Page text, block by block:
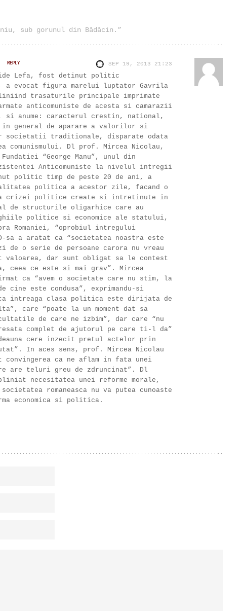
sub gorunul din Bădăcin.”
SEP 19, 2013 21:23
REPLY
Lefa, fost detinut politic
a evocat figura marelui luptator Gavrila
trasaturile principale imprimate
anticomuniste de acesta si camarazii
si anume: caracterul crestin, national,
in general de aparare a valorilor si
traditionale, disparate odata
comunismului. Dl prof. Mircea Nicolau,
“George Manu”, unul din
Anticomuniste la nivelul intregii
politic timp de peste 20 de ani, a
politica a acestor zile, facand o
crizei politice create si intretinute in
de structurile oligarhice care au
politice si economice ale statului,
Romaniei, “oprobiul intregului
sa a aratat ca “societatea noastra este
de o serie de persoane carora nu vreau
valoarea, dar sunt obligat sa le contest
ceea ce este si mai grav”. Mircea
ca “avem o societate care nu stim, la
cine este condusa”, exprimandu-si
ca intreaga clasa politica este dirijata de
care “poate la un moment dat sa
de care ne izbim”, dar care “nu
complet de ajutorul pe care ti-l da”
cere inzecit pretul actelor prin
In aces sens, prof. Mircea Nicolau
convingerea ca ne aflam in fata unei
are teluri greu de zdruncinat”. Dl
necesitatea unei reforme morale,
romaneasca nu va putea cunoaste
economica si politica.